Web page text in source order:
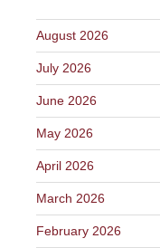
August 2026
July 2026
June 2026
May 2026
April 2026
March 2026
February 2026